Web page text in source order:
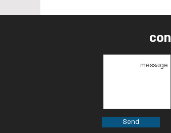
Send